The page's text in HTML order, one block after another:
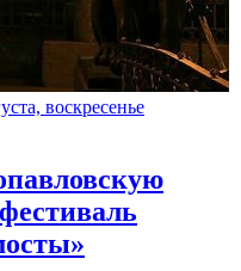
воскресенье